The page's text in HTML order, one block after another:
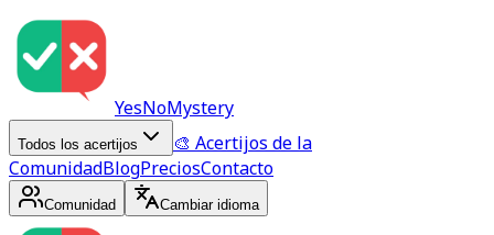
YesNoMystery
Todos los acertijos
🎨 Acertijos de la
ComunidadBlogPreciosContacto
Comunidad Cambiar idioma